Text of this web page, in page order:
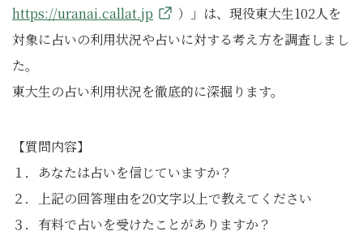
https://uranai.callat.jp
）」は、現役東大生102人を
対象に占いの利用状況や占いに対する考え方を調査しまし
た。
東大生の占い利用状況を徹底的に深掘ります。
【質問内容】
１．あなたは占いを信じていますか？
２．上記の回答理由を20文字以上で教えてください
３．有料で占いを受けたことがありますか？